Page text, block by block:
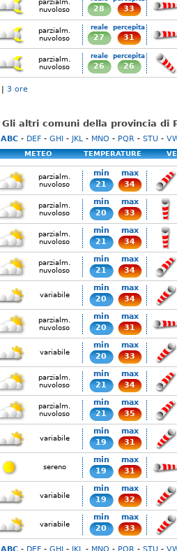
parzialm.
nuvoloso
28 33
parzialm.
nuvoloso
reale
27
percepita
31
parzialm.
nuvoloso
reale
26
percepita
26
| 3 ore
Gli altri comuni della provincia di
ABC- DEF- GHI- JKL- MNO - PQR - STU -
METEO TEMPERATURE
parzialm.
nuvoloso
min
21
max
34
parzialm.
nuvoloso
min
20
max
33
parzialm.
nuvoloso
min
21
max
34
parzialm.
nuvoloso
min
21
max
34
variabile
min
20
max
34
parzialm.
nuvoloso
min
20
max
31
variabile
min
20
max
33
parzialm.
nuvoloso
min
21
max
34
parzialm.
nuvoloso
min
21
max
35
variabile
min
19
max
31
sereno
min
19
max
31
variabile
min
19
max
32
variabile
min
20
max
33